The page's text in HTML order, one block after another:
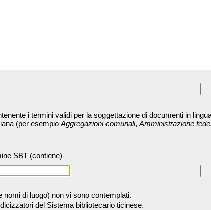
i termini validi per la soggettazione di documenti in
(per esempio Aggregazioni comunali, Amministrazione
SBT (contiene)
di luogo) non vi sono contemplati.
del Sistema bibliotecario ticinese.